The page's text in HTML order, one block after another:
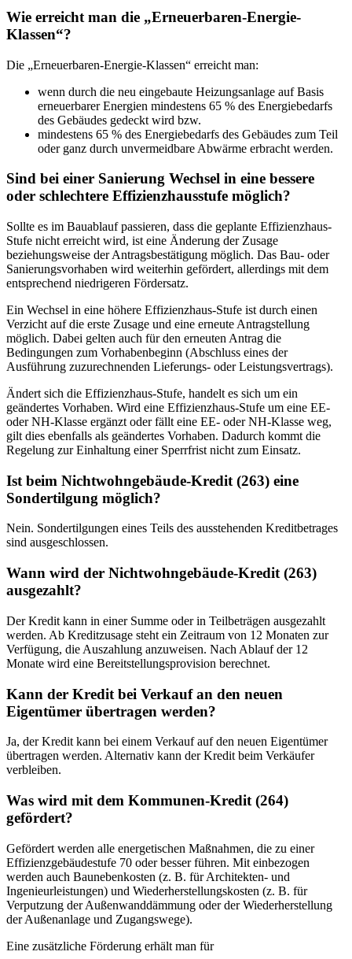
Wie erreicht man die „Erneuerbaren-Energie-
Klassen“?
Die „Erneuerbaren-Energie-Klassen“ erreicht man:
wenn durch die neu eingebaute Heizungsanlage auf Basis
erneuerbarer Energien mindestens 65 % des Energiebedarfs
des Gebäudes gedeckt wird bzw.
mindestens 65 % des Energiebedarfs des Gebäudes zum Teil
oder ganz durch unvermeidbare Abwärme erbracht werden.
Sind bei einer Sanierung Wechsel in eine bessere
oder schlechtere Effizienzhausstufe möglich?
Sollte es im Bauablauf passieren, dass die geplante Effizienzhaus-
Stufe nicht erreicht wird, ist eine Änderung der Zusage
beziehungsweise der Antragsbestätigung möglich. Das Bau- oder
Sanierungsvorhaben wird weiterhin gefördert, allerdings mit dem
entsprechend niedrigeren Fördersatz.
Ein Wechsel in eine höhere Effizienzhaus-Stufe ist durch einen
Verzicht auf die erste Zusage und eine erneute Antragstellung
möglich. Dabei gelten auch für den erneuten Antrag die
Bedingungen zum Vorhabenbeginn (Abschluss eines der
Ausführung zuzurechnenden Lieferungs- oder Leistungsvertrags).
Ändert sich die Effizienzhaus-Stufe, handelt es sich um ein
geändertes Vorhaben. Wird eine Effizienzhaus-Stufe um eine EE-
oder NH-Klasse ergänzt oder fällt eine EE- oder NH-Klasse weg,
gilt dies ebenfalls als geändertes Vorhaben. Dadurch kommt die
Regelung zur Einhaltung einer Sperrfrist nicht zum Einsatz.
Ist beim Nichtwohngebäude-Kredit (263) eine
Sondertilgung möglich?
Nein. Sondertilgungen eines Teils des ausstehenden Kreditbetrages
sind ausgeschlossen.
Wann wird der Nichtwohngebäude-Kredit (263)
ausgezahlt?
Der Kredit kann in einer Summe oder in Teilbeträgen ausgezahlt
werden. Ab Kreditzusage steht ein Zeitraum von 12 Monaten zur
Verfügung, die Auszahlung anzuweisen. Nach Ablauf der 12
Monate wird eine Bereitstellungsprovision berechnet.
Kann der Kredit bei Verkauf an den neuen
Eigentümer übertragen werden?
Ja, der Kredit kann bei einem Verkauf auf den neuen Eigentümer
übertragen werden. Alternativ kann der Kredit beim Verkäufer
verbleiben.
Was wird mit dem Kommunen-Kredit (264)
gefördert?
Gefördert werden alle energetischen Maßnahmen, die zu einer
Effizienzgebäudestufe 70 oder besser führen. Mit einbezogen
werden auch Baunebenkosten (z. B. für Architekten- und
Ingenieurleistungen) und Wiederherstellungskosten (z. B. für
Verputzung der Außenwanddämmung oder der Wiederherstellung
der Außenanlage und Zugangswege).
Eine zusätzliche Förderung erhält man für